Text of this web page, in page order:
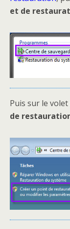
et de
Puis sur le
de